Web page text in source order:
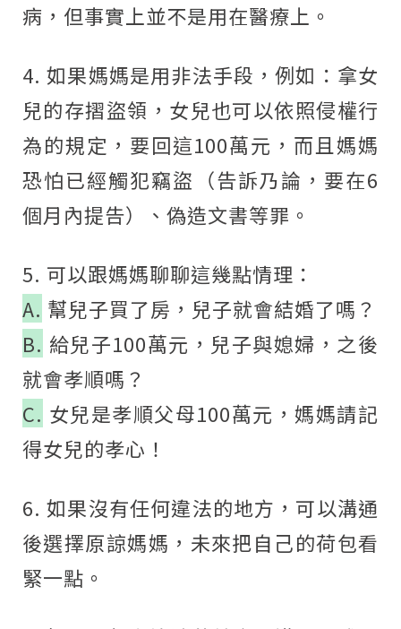
病，但事實上並不是用在醫療上。
4. 如果媽媽是用非法手段，例如：拿女
兒的存摺盜領，女兒也可以依照侵權行
為的規定，要回這100萬元，而且媽媽
恐怕已經觸犯竊盜（告訴乃論，要在6
個月內提告）、偽造文書等罪。
5. 可以跟媽媽聊聊這幾點情理：
A. 幫兒子買了房，兒子就會結婚了嗎？
B. 給兒子100萬元，兒子與媳婦，之後
就會孝順嗎？
C. 女兒是孝順父母100萬元，媽媽請記
得女兒的孝心！
6. 如果沒有任何違法的地方，可以溝通
後選擇原諒媽媽，未來把自己的荷包看
緊一點。